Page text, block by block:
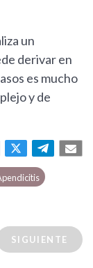
un
derivar en
es mucho
y de
SIGUIENTE